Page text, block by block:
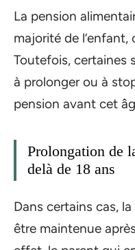
La pension
majorité de l’enfant,
Toutefois, certaines
à prolonger ou à
pension avant cet
Prolongation de
delà de 18 ans
Dans certains cas,
être maintenue